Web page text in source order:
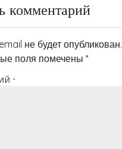
комментарий
не будет опубликован.
поля помечены *
*